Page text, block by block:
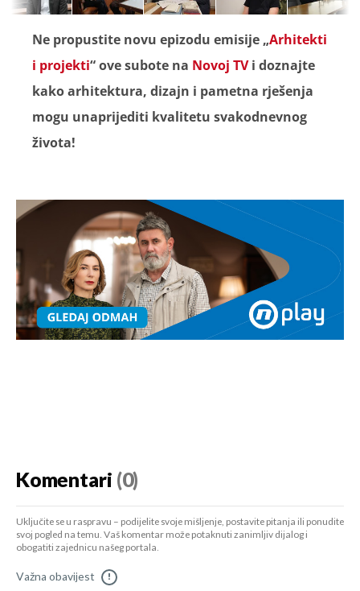
Ne propustite novu epizodu emisije „Arhitekti
i projekti“ ove subote na Novoj TVi doznajte
kako arhitektura, dizajn i pametna rješenja
mogu unaprijediti kvalitetu svakodnevnog
života!
Komentari (0)
Uključite se u raspravu – podijelite svoje mišljenje, postavite pitanja ili ponudite
svoj pogled na temu. Vaš komentar može potaknuti zanimljiv dijalog i
obogatiti zajednicu našeg portala.
Važna obavijest !